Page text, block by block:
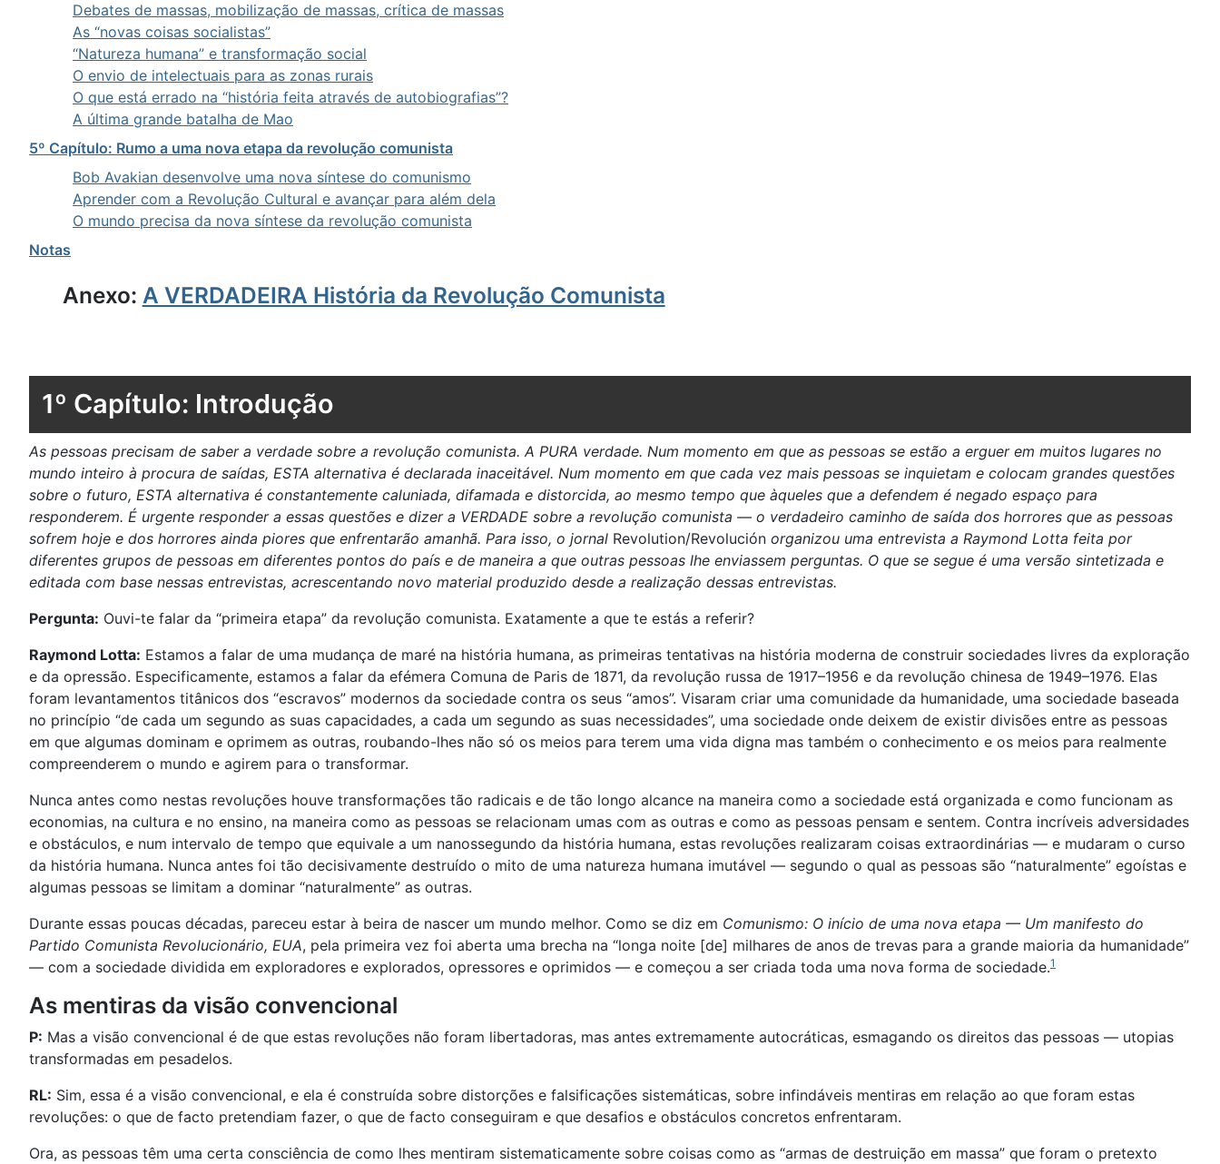
Debates de massas, mobilização de massas, crítica de massas
As “novas coisas socialistas”
“Natureza humana” e transformação social
O envio de intelectuais para as zonas rurais
O que está errado na “história feita através de autobiografias”?
A última grande batalha de Mao
5º Capítulo: Rumo a uma nova etapa da revolução comunista
Bob Avakian desenvolve uma nova síntese do comunismo
Aprender com a Revolução Cultural e avançar para além dela
O mundo precisa da nova síntese da revolução comunista
Notas
Anexo: A VERDADEIRA História da Revolução Comunista
1º Capítulo: Introdução
As pessoas precisam de saber a verdade sobre a revolução comunista. A PURA verdade. Num momento em que as pessoas se estão a erguer em muitos lugares no
mundo inteiro à procura de saídas, ESTA alternativa é declarada inaceitável. Num momento em que cada vez mais pessoas se inquietam e colocam grandes questões
sobre o futuro, ESTA alternativa é constantemente caluniada, difamada e distorcida, ao mesmo tempo que àqueles que a defendem é negado espaço para
responderem. É urgente responder a essas questões e dizer a VERDADE sobre a revolução comunista — o verdadeiro caminho de saída dos horrores que as pessoas
sofrem hoje e dos horrores ainda piores que enfrentarão amanhã. Para isso, o jornal Revolution/Revolución organizou uma entrevista a Raymond Lotta feita por
diferentes grupos de pessoas em diferentes pontos do país e de maneira a que outras pessoas lhe enviassem perguntas. O que se segue é uma versão sintetizada e
editada com base nessas entrevistas, acrescentando novo material produzido desde a realização dessas entrevistas.
Pergunta: Ouvi-te falar da “primeira etapa” da revolução comunista. Exatamente a que te estás a referir?
Raymond Lotta: Estamos a falar de uma mudança de maré na história humana, as primeiras tentativas na história moderna de construir sociedades livres da exploração
e da opressão. Especificamente, estamos a falar da efémera Comuna de Paris de 1871, da revolução russa de 1917–1956 e da revolução chinesa de 1949–1976. Elas
foram levantamentos titânicos dos “escravos” modernos da sociedade contra os seus “amos”. Visaram criar uma comunidade da humanidade, uma sociedade baseada
no princípio “de cada um segundo as suas capacidades, a cada um segundo as suas necessidades”, uma sociedade onde deixem de existir divisões entre as pessoas
em que algumas dominam e oprimem as outras, roubando-lhes não só os meios para terem uma vida digna mas também o conhecimento e os meios para realmente
compreenderem o mundo e agirem para o transformar.
Nunca antes como nestas revoluções houve transformações tão radicais e de tão longo alcance na maneira como a sociedade está organizada e como funcionam as
economias, na cultura e no ensino, na maneira como as pessoas se relacionam umas com as outras e como as pessoas pensam e sentem. Contra incríveis adversidades
e obstáculos, e num intervalo de tempo que equivale a um nanossegundo da história humana, estas revoluções realizaram coisas extraordinárias — e mudaram o curso
da história humana. Nunca antes foi tão decisivamente destruído o mito de uma natureza humana imutável — segundo o qual as pessoas são “naturalmente” egoístas e
algumas pessoas se limitam a dominar “naturalmente” as outras.
Durante essas poucas décadas, pareceu estar à beira de nascer um mundo melhor. Como se diz em Comunismo: O início de uma nova etapa — Um manifesto do
Partido Comunista Revolucionário, EUA, pela primeira vez foi aberta uma brecha na “longa noite [de] milhares de anos de trevas para a grande maioria da humanidade”
— com a sociedade dividida em exploradores e explorados, opressores e oprimidos — e começou a ser criada toda uma nova forma de sociedade.1
As mentiras da visão convencional
P: Mas a visão convencional é de que estas revoluções não foram libertadoras, mas antes extremamente autocráticas, esmagando os direitos das pessoas — utopias
transformadas em pesadelos.
RL: Sim, essa é a visão convencional, e ela é construída sobre distorções e falsificações sistemáticas, sobre infindáveis mentiras em relação ao que foram estas
revoluções: o que de facto pretendiam fazer, o que de facto conseguiram e que desafios e obstáculos concretos enfrentaram.
Ora, as pessoas têm uma certa consciência de como lhes mentiram sistematicamente sobre coisas como as “armas de destruição em massa” que foram o pretexto